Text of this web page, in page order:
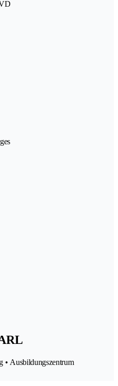
• Ausbildungszentrum